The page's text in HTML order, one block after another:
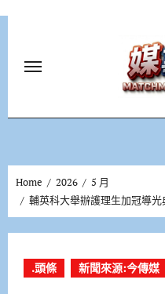
Home 2026
5 月
輔英科大舉辦護理生加冠導
.頭條 新聞來源:今傳媒